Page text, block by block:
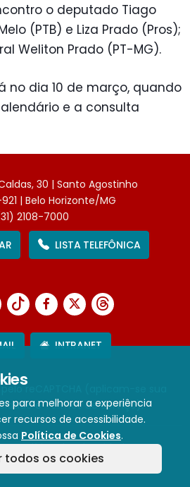
para melhorar a experiência
recursos de acessibilidade.
Política de Cookies.
todos os cookies
o deputado Tiago
(PTB) e Liza Prado (Pros);
Weliton Prado (PT-MG).
no dia 10 de março, quando
e a consulta
30 | Santo Agostinho
921 | Belo Horizonte/MG
2108-7000
LISTA TELEFÔNICA
INTRANET
reCAPTCHA (aplicam-se sua
eTermos de Serviço).
e Política de Privacidade
de cookies